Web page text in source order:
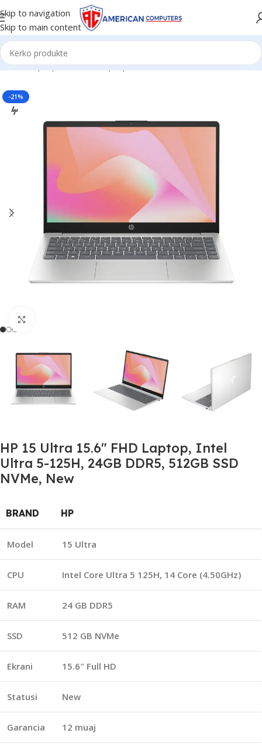
Skip to navigation
Skip to main content
Kreu/Laptop/Business Laptop
-21%
HP 15 Ultra 15.6″ FHD Laptop, Intel
Ultra 5-125H, 24GB DDR5, 512GB SSD
NVMe, New
BRAND HP
Model 15 Ultra
CPU Intel Core Ultra 5 125H, 14 Core (4.50GHz)
RAM 24 GB DDR5
SSD 512 GB NVMe
Ekrani 15.6″ Full HD
Statusi New
Garancia 12 muaj